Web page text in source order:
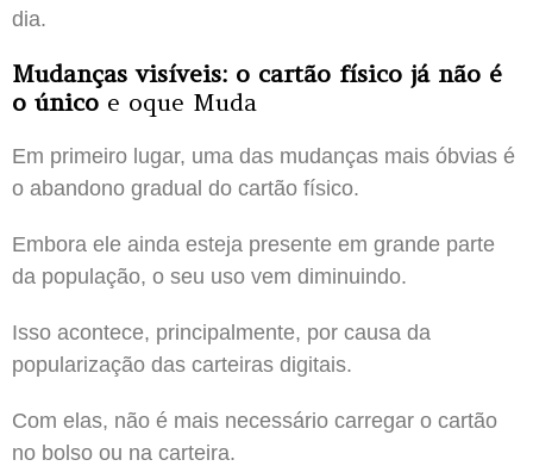
dia.
Mudanças visíveis: o cartão físico já não é
o único e oque Muda
Em primeiro lugar, uma das mudanças mais óbvias é
o abandono gradual do cartão físico.
Embora ele ainda esteja presente em grande parte
da população, o seu uso vem diminuindo.
Isso acontece, principalmente, por causa da
popularização das carteiras digitais.
Com elas, não é mais necessário carregar o cartão
no bolso ou na carteira.